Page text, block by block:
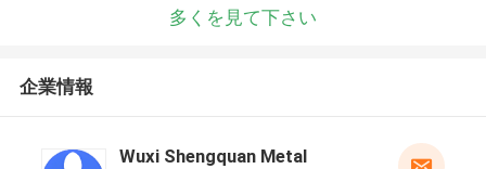
多くを見て下さい
企業情報
Wuxi Shengquan Metal